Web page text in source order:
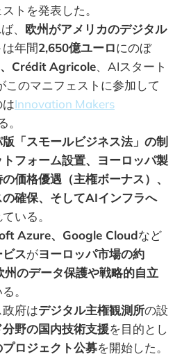
トを発表した。
、 欧州がアメリカのデジタル
は年間2,650億ユーロにのぼ
Crédit Agricole、AIスタート
このマニフェストに参加して
Innovation Makers
。
「スモールビジネス法」の制
フォーム設置、ヨーロッパ製
価格優遇（主権ボーナス）、
確保、そしてAIインフラへ
いる。
Azure、Google Cloudなど
スがヨーロッパ市場の約
のデータ保護や戦略的自立
。
府はデジタル主権観測所の設
野の国内技術支援を目的とし
ロジェクト公募を開始した。